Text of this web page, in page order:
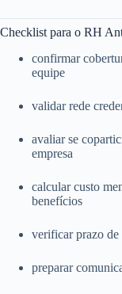
Checklist para o RH
confirmar
equipe
validar rede
avaliar se
empresa
calcular custo
benefícios
verificar prazo de
preparar